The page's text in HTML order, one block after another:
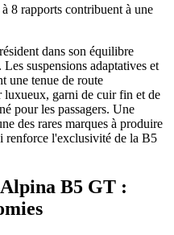
8 rapports contribuent à une
dans son équilibre
suspensions adaptatives et
une tenue de route
luxueux, garni de cuir fin et de
pour les passagers. Une
des rares marques à produire
renforce l'exclusivité de la B5
B5 GT :